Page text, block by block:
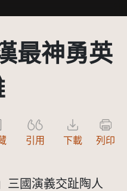
最神勇英
3.0 TW +)
引用 下載 列印
三國演義交趾陶人